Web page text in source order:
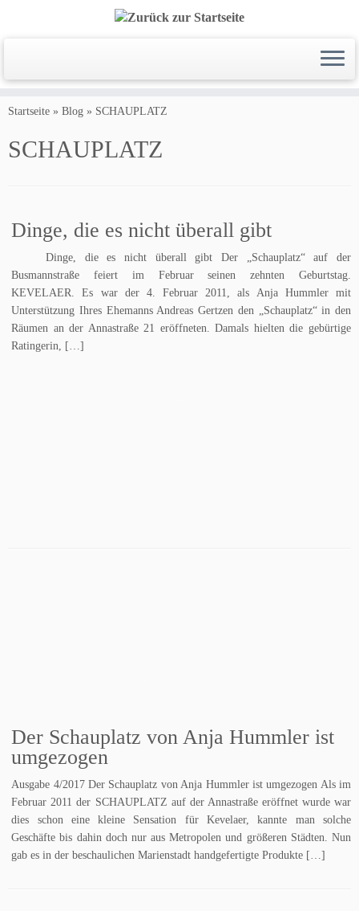
Inhalt
Startseite » Blog » SCHAUPLATZ
SCHAUPLATZ
Dinge, die es nicht überall gibt
Dinge, die es nicht überall gibt Der „Schauplatz“ auf der
Busmannstraße feiert im Februar seinen zehnten Geburtstag.
KEVELAER. Es war der 4. Februar 2011, als Anja Hummler mit
Unterstützung Ihres Ehemanns Andreas Gertzen den „Schauplatz“ in den
Räumen an der Annastraße 21 eröffneten. Damals hielten die gebürtige
Ratingerin, […]
Der Schauplatz von Anja Hummler ist
umgezogen
Ausgabe 4/2017 Der Schauplatz von Anja Hummler ist umgezogen Als im
Februar 2011 der SCHAUPLATZ auf der Annastraße eröffnet wurde war
dies schon eine kleine Sensation für Kevelaer, kannte man solche
Geschäfte bis dahin doch nur aus Metropolen und größeren Städten. Nun
gab es in der beschaulichen Marienstadt handgefertigte Produkte […]